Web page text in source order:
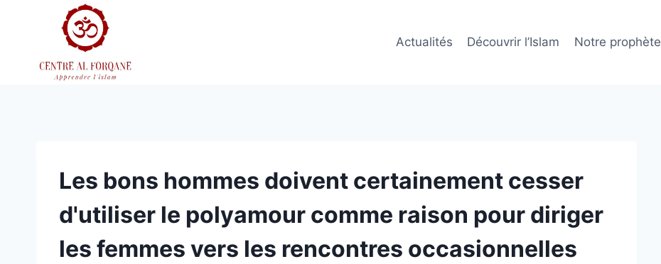
Actualités Découvrir l’Islam Notre prophète
Les bons hommes doivent certainement cesser
d'utiliser le polyamour comme raison pour diriger
les femmes vers les rencontres occasionnelles